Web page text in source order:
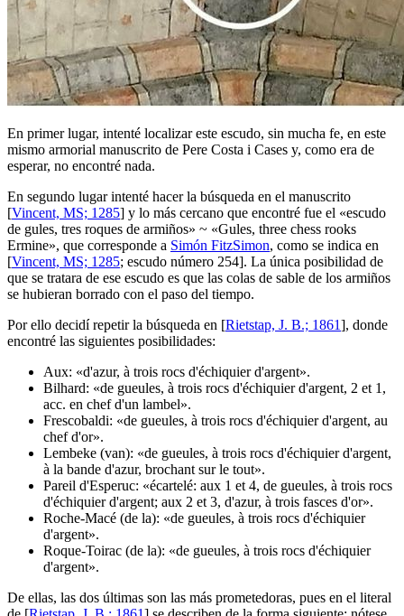
En primer lugar, intenté localizar este escudo, sin mucha fe, en este
mismo armorial manuscrito de Pere Costa i Cases y, como era de
esperar, no encontré nada.
En segundo lugar intenté hacer la búsqueda en el manuscrito
[Vincent, MS; 1285] y lo más cercano que encontré fue el «escudo
de gules, tres roques de armiños» ~ «Gules, three chess rooks
Ermine», que corresponde a Simón FitzSimon, como se indica en
[Vincent, MS; 1285; escudo número 254]. La única posibilidad de
que se tratara de ese escudo es que las colas de sable de los armiños
se hubieran borrado con el paso del tiempo.
Por ello decidí repetir la búsqueda en [Rietstap, J. B.; 1861], donde
encontré las siguientes posibilidades:
Aux: «d'azur, à trois rocs d'échiquier d'argent».
Bilhard: «de gueules, à trois rocs d'échiquier d'argent, 2 et 1,
acc. en chef d'un lambel».
Frescobaldi: «de gueules, à trois rocs d'échiquier d'argent, au
chef d'or».
Lembeke (van): «de gueules, à trois rocs d'échiquier d'argent,
à la bande d'azur, brochant sur le tout».
Pareil d'Esperuc: «écartelé: aux 1 et 4, de gueules, à trois rocs
d'échiquier d'argent; aux 2 et 3, d'azur, à trois fasces d'or».
Roche-Macé (de la): «de gueules, à trois rocs d'échiquier
d'argent».
Roque-Toirac (de la): «de gueules, à trois rocs d'échiquier
d'argent».
De ellas, las dos últimas son las más prometedoras, pues en el literal